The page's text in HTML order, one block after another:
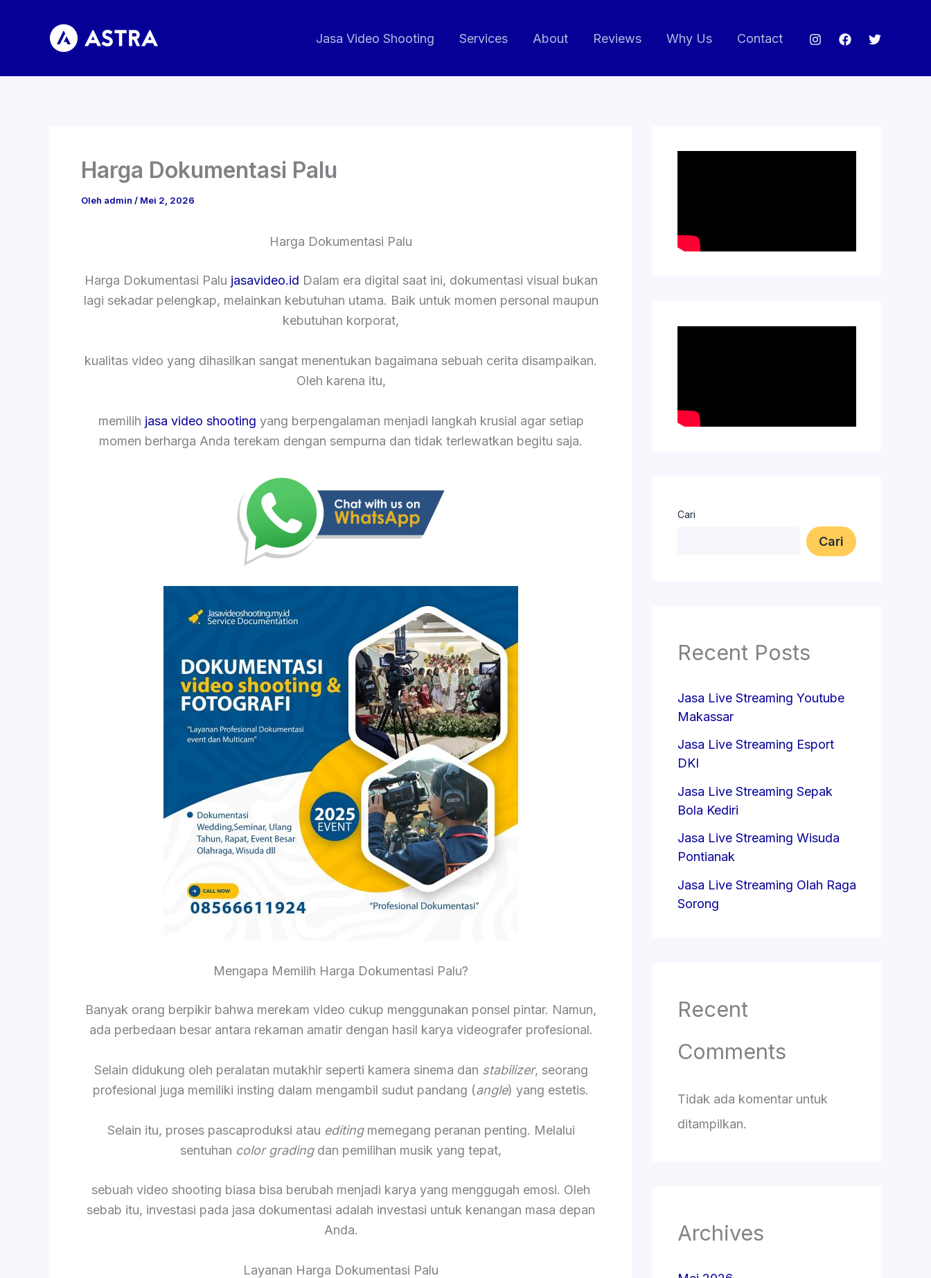
Jasa Video Shooting Services About Reviews Why Us Contact
Harga Dokumentasi Palu
Oleh admin / Mei 2, 2026
Harga Dokumentasi Palu
Harga Dokumentasi Palu jasavideo.id Dalam era digital saat ini, dokumentasi visual bukan
lagi sekadar pelengkap, melainkan kebutuhan utama. Baik untuk momen personal maupun
kebutuhan korporat,
kualitas video yang dihasilkan sangat menentukan bagaimana sebuah cerita disampaikan.
Oleh karena itu,
memilih jasa video shooting yang berpengalaman menjadi langkah krusial agar setiap
momen berharga Anda terekam dengan sempurna dan tidak terlewatkan begitu saja.
Mengapa Memilih Harga Dokumentasi Palu?
Banyak orang berpikir bahwa merekam video cukup menggunakan ponsel pintar. Namun,
ada perbedaan besar antara rekaman amatir dengan hasil karya videografer profesional.
Selain didukung oleh peralatan mutakhir seperti kamera sinema dan stabilizer, seorang
profesional juga memiliki insting dalam mengambil sudut pandang (angle) yang estetis.
Selain itu, proses pascaproduksi atau editingmemegang peranan penting. Melalui
sentuhan color gradingdan pemilihan musik yang tepat,
sebuah video shooting biasa bisa berubah menjadi karya yang menggugah emosi. Oleh
sebab itu, investasi pada jasa dokumentasi adalah investasi untuk kenangan masa depan
Anda.
Layanan Harga Dokumentasi Palu
Cari
Cari
Recent Posts
Jasa Live Streaming Youtube
Makassar
Jasa Live Streaming Esport
DKI
Jasa Live Streaming Sepak
Bola Kediri
Jasa Live Streaming Wisuda
Pontianak
Jasa Live Streaming Olah Raga
Sorong
Recent
Comments
Tidak ada komentar untuk
ditampilkan.
Archives